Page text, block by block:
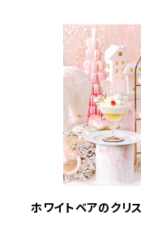
ホワイトベアのクリ